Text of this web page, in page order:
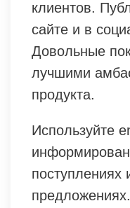
клиентов.
сайте и в
Довольные
лучшими
продукта.
Используйте
поступлениях